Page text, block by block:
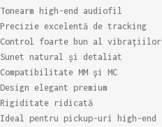
Tonearm high-end audiofil
Precizie excelentă de tracking
Control foarte bun al vibrațiilor
Sunet natural și detaliat
Compatibilitate MM și MC
Design elegant premium
Rigiditate ridicată
Ideal pentru pickup-uri high-end